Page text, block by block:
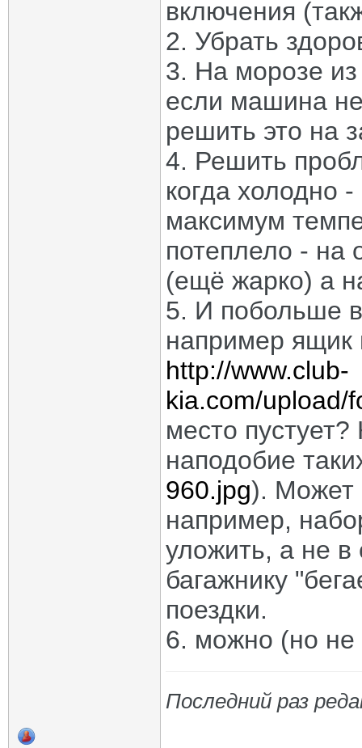
включения
2. Убрать
3. На морозе из
если машина
решить это на
4. Решить
когда холодно
максимум
потеплело -
(ещё жарко) а
5. И побольше
например ящик
http://www.club-
kia.com/upload/
место
наподобие
960.jpg). Может
например,
уложить, а не в
багажнику
поездки.
6. можно (но не
Последний раз